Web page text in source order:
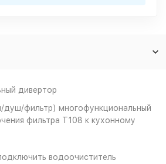
душ/фильтр) многофункциональный
фильтра T108 к кухонному
водоочиститель